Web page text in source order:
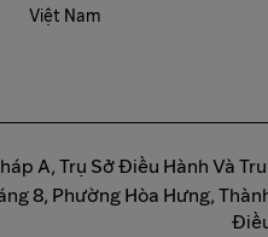
A, Trụ Sở Điều Hành Và
8, Phường Hòa Hưng,